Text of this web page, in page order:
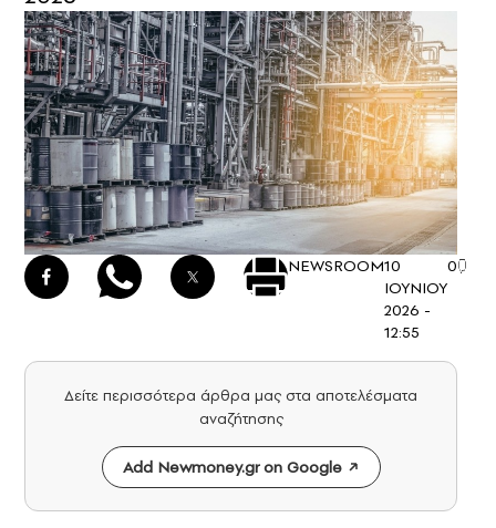
NEWSROOM10
ΙΟΥΝΙΟΥ
2026 -
12:55
0
Δείτε περισσότερα άρθρα μας στα αποτελέσματα
αναζήτησης
Add Newmoney.gr on Google